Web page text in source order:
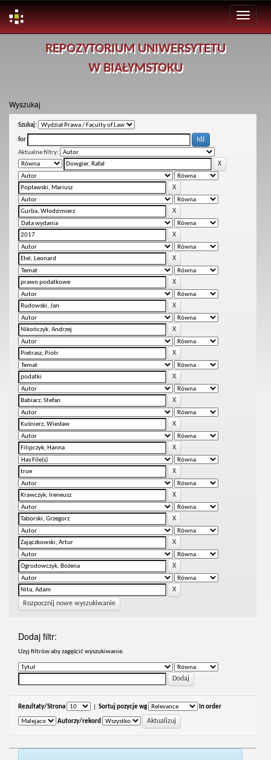
REPOZYTORIUM UNIWERSYTETU
W BIAŁYMSTOKU
Wyszukaj
Szukaj:
for
Aktualne filtry:
Rozpocznij nowe wyszukiwanie
Dodaj filtr:
Uzyj filtrów aby zagęścić wyszukiwanie.
Rezultaty/Strona Sortuj pozycje wg In order
Autorzy/rekord